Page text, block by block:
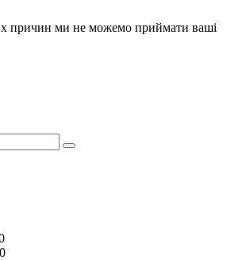
причин ми не можемо приймати ваші